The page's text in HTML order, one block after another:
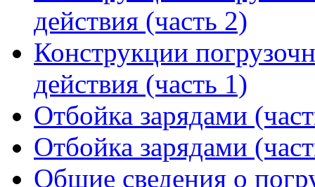
действия (часть 2)
Конструкции
действия (часть 1)
Отбойка зарядами
Отбойка зарядами
Общие сведения о